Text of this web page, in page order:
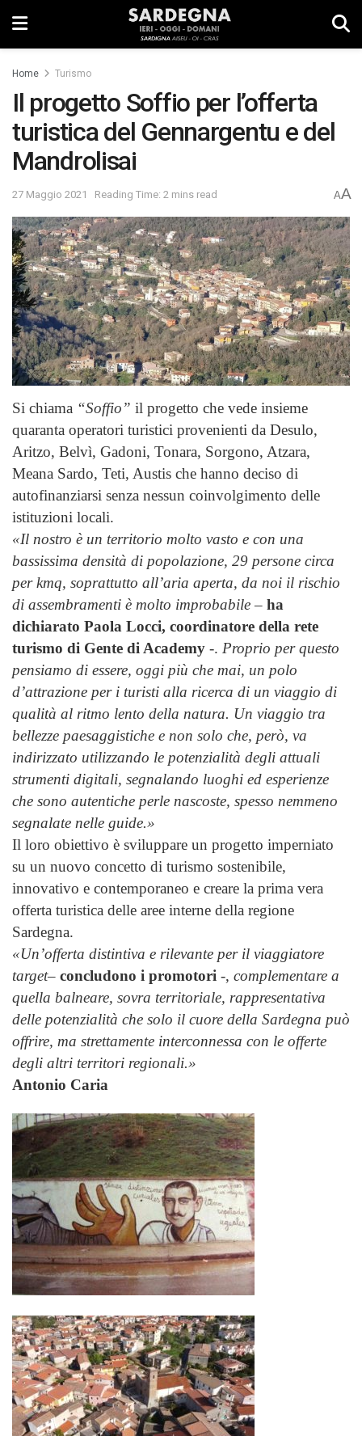
Home Turismo
Il progetto Soffio per l’offerta
turistica del Gennargentu e del
Mandrolisai
27 Maggio 2021 Reading Time: 2 mins read AA
Si chiama “Soffio” il progetto che vede insieme
quaranta operatori turistici provenienti da Desulo,
Aritzo, Belvì, Gadoni, Tonara, Sorgono, Atzara,
Meana Sardo, Teti, Austis che hanno deciso di
autofinanziarsi senza nessun coinvolgimento delle
istituzioni locali.
«Il nostro è un territorio molto vasto e con una
bassissima densità di popolazione, 29 persone circa
per kmq, soprattutto all’aria aperta, da noi il rischio
di assembramenti è molto improbabile– ha
dichiarato Paola Locci, coordinatore della rete
turismo di Gente di Academy -. Proprio per questo
pensiamo di essere, oggi più che mai, un polo
d’attrazione per i turisti alla ricerca di un viaggio di
qualità al ritmo lento della natura. Un viaggio tra
bellezze paesaggistiche e non solo che, però, va
indirizzato utilizzando le potenzialità degli attuali
strumenti digitali, segnalando luoghi ed esperienze
che sono autentiche perle nascoste, spesso nemmeno
segnalate nelle guide.»
Il loro obiettivo è sviluppare un progetto imperniato
su un nuovo concetto di turismo sostenibile,
innovativo e contemporaneo e creare la prima vera
offerta turistica delle aree interne della regione
Sardegna.
«Un’offerta distintiva e rilevante per il viaggiatore
target– concludono i promotori -, complementare a
quella balneare, sovra territoriale, rappresentativa
delle potenzialità che solo il cuore della Sardegna può
offrire, ma strettamente interconnessa con le offerte
degli altri territori regionali.»
Antonio Caria